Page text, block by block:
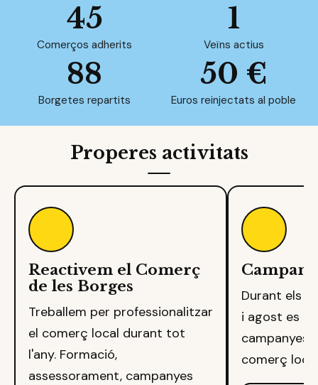
45
Comerços adherits
1
Veïns actius
88
Borgetes repartits
50 €
Euros reinjectats al poble
Properes activitats
Reactivem el Comerç
de les Borges
Treballem per professionalitzar
el comerç local durant tot
l'any. Formació,
assessorament, campanyes
Durant els
i agost es
campanyes
comerç